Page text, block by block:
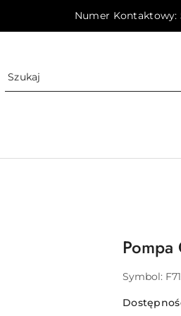
Numer Kontaktowy:
Pompa
Symbol: